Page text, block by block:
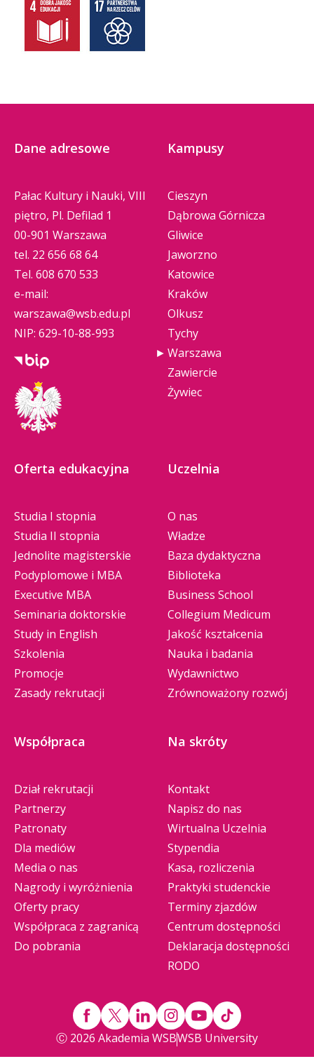
Dane adresowe
Pałac Kultury i Nauki, VIII
piętro, Pl. Defilad 1
00-901 Warszawa
tel. 22 656 68 64
Tel. 608 670 533
e-mail:
warszawa@wsb.edu.pl
NIP: 629-10-88-993
Kampusy
Cieszyn
Dąbrowa Górnicza
Gliwice
Jaworzno
Katowice
Kraków
Olkusz
Tychy
Warszawa
Zawiercie
Żywiec
Oferta edukacyjna
Studia I stopnia
Studia II stopnia
Jednolite magisterskie
Podyplomowe i MBA
Executive MBA
Seminaria doktorskie
Study in English
Szkolenia
Promocje
Zasady rekrutacji
Uczelnia
O nas
Władze
Baza dydaktyczna
Biblioteka
Business School
Collegium Medicum
Jakość kształcenia
Nauka i badania
Wydawnictwo
Zrównoważony rozwój
Współpraca
Dział rekrutacji
Partnerzy
Patronaty
Dla mediów
Media o nas
Nagrody i wyróżnienia
Oferty pracy
Współpraca z zagranicą
Do pobrania
Na skróty
Kontakt
Napisz do nas
Wirtualna Uczelnia
Stypendia
Kasa, rozliczenia
Praktyki studenckie
Terminy zjazdów
Centrum dostępności
Deklaracja dostępności
RODO
Ⓒ 2026 Akademia WSBWSB University